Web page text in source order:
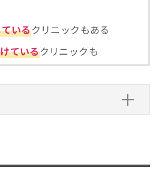
いるクリニックもある
ているクリニックも
る目安
クリニックはどうやって選べば